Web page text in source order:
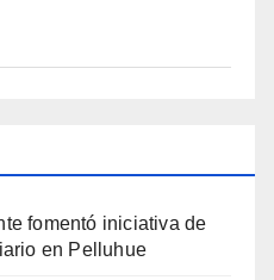
fomentó iniciativa de
en Pelluhue